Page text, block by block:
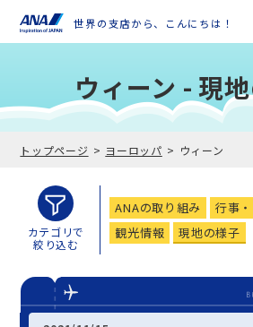
世界の支店から、こんにちは！
ウィーン - 現
トップページ ヨーロッパ ウィーン
カテゴリで
絞り込む
ANAの取り組み 行事
観光情報
現地の様子